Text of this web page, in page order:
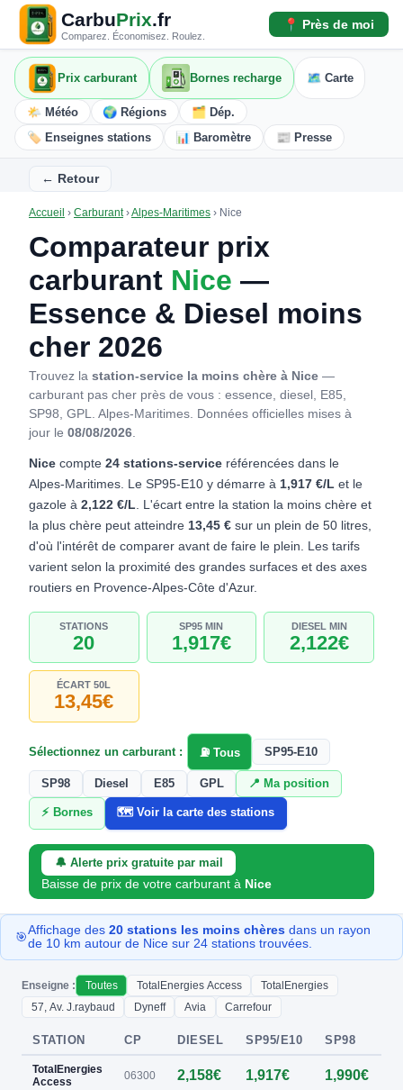
CarbuPrix.fr
Comparez. Économisez. Roulez.
📍 Près de moi
Prix carburant Bornes recharge 🗺️ Carte
🌤️ Météo 🌍 Régions
🗂️ Dép.
🏷️ Enseignes stations
📊 Baromètre 📰 Presse
← Retour
Accueil › Carburant›Alpes-Maritimes › Nice
Comparateur prix
carburant Nice —
Essence & Diesel moins
cher 2026
Trouvez la station-service la moins chère à Nice —
carburant pas cher près de vous : essence, diesel, E85,
SP98, GPL. Alpes-Maritimes. Données officielles mises à
jour le 08/08/2026.
Nice compte 24 stations-service référencées dans le
Alpes-Maritimes. Le SP95-E10 y démarre à 1,917 €/L et le
gazole à 2,122 €/L. L'écart entre la station la moins chère et
la plus chère peut atteindre 13,45 € sur un plein de 50 litres,
d'où l'intérêt de comparer avant de faire le plein. Les tarifs
varient selon la proximité des grandes surfaces et des axes
routiers en Provence-Alpes-Côte d'Azur.
STATIONS
20
SP95 MIN
1,917€
DIESEL MIN
2,122€
ÉCART 50L
13,45€
Sélectionnez un carburant : ⛽ Tous SP95-E10
SP98 Diesel E85 GPL 📍 Ma position
⚡ Bornes 🗺️ Voir la carte des stations
🔔 Alerte prix gratuite par mail
Baisse de prix de votre carburant à Nice
🎯Affichage des 20 stations les moins chères dans un rayon
de 10 km autour de Nice sur 24 stations trouvées.
Enseigne : Toutes TotalEnergies Access
TotalEnergies
57, Av. J.raybaud
Dyneff Avia Carrefour
STATION CP DIESEL SP95/E10 SP98
TotalEnergies
Access
06300 2,158€ 1,917€ 1,990€